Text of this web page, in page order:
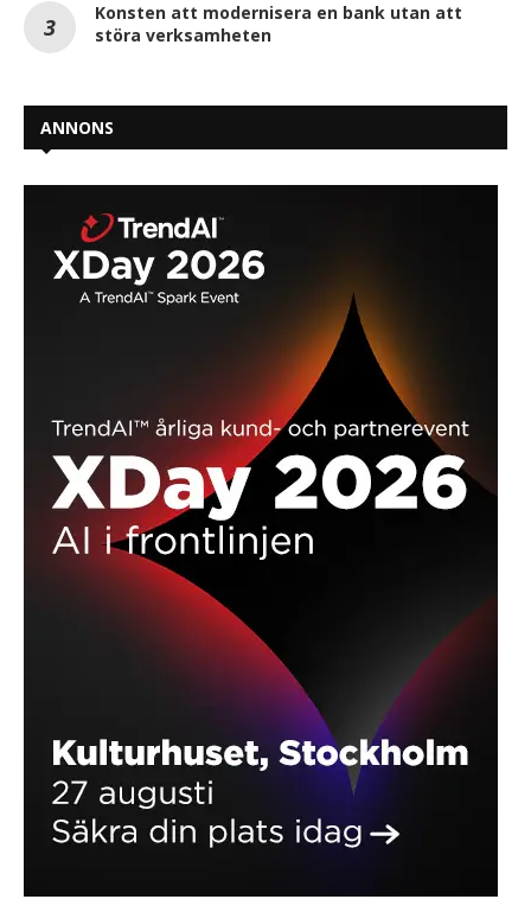
Konsten att modernisera en bank utan att
störa verksamheten
ANNONS